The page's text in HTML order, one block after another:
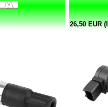
26,50 EUR